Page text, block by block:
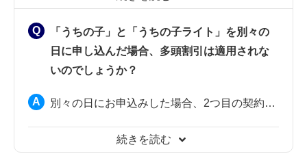
「うちの子」と「うちの子ライト」を別々の
日に申し込んだ場合、多頭割引は適用されな
いのでしょうか？
別々の日にお申込みした場合、2つ目の契約のみ多頭割引が適用され、1つ目の契約は次回の継続契約から適用されます。